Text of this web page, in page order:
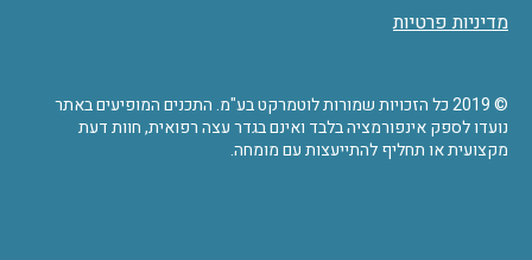
מדיניות פרטיות
© 2019 כל הזכויות שמורות לוטמרקט בע"מ. התכנים המופיעים באתר
נועדו לספק אינפורמציה בלבד ואינם בגדר עצה רפואית, חוות דעת
מקצועית או תחליף להתייעצות עם מומחה.